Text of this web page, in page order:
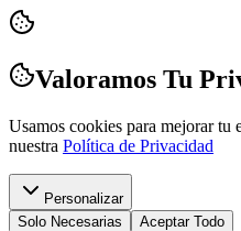
Valoramos Tu
Usamos cookies para mejorar tu
nuestra Política de Privacidad
Personalizar
Solo Necesarias
Aceptar Todo